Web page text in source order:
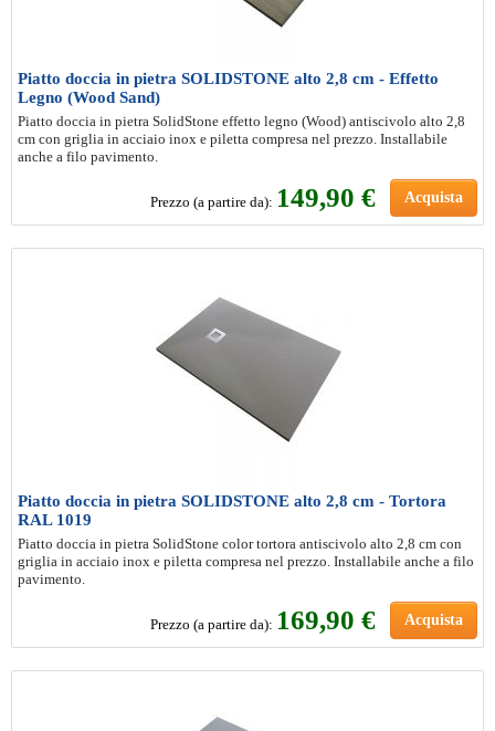
Piatto doccia in pietra SOLIDSTONE alto 2,8 cm - Effetto
Legno (Wood Sand)
Piatto doccia in pietra SolidStone effetto legno (Wood) antiscivolo alto 2,8
cm con griglia in acciaio inox e piletta compresa nel prezzo. Installabile
anche a filo pavimento.
Prezzo (a partire da): 149,90 € Acquista
Piatto doccia in pietra SOLIDSTONE alto 2,8 cm - Tortora
RAL 1019
Piatto doccia in pietra SolidStone color tortora antiscivolo alto 2,8 cm con
griglia in acciaio inox e piletta compresa nel prezzo. Installabile anche a filo
pavimento.
Prezzo (a partire da): 169,90 € Acquista